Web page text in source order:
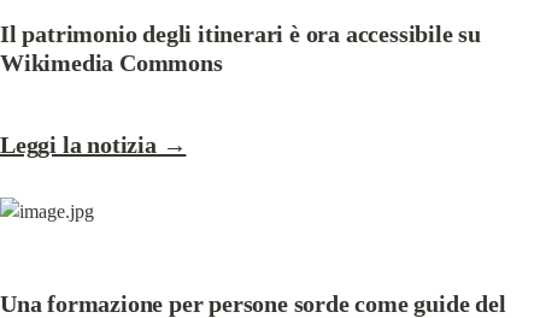
Il patrimonio degli itinerari è ora accessibile su
Wikimedia Commons
Leggi la notizia →
Una formazione per persone sorde come guide del